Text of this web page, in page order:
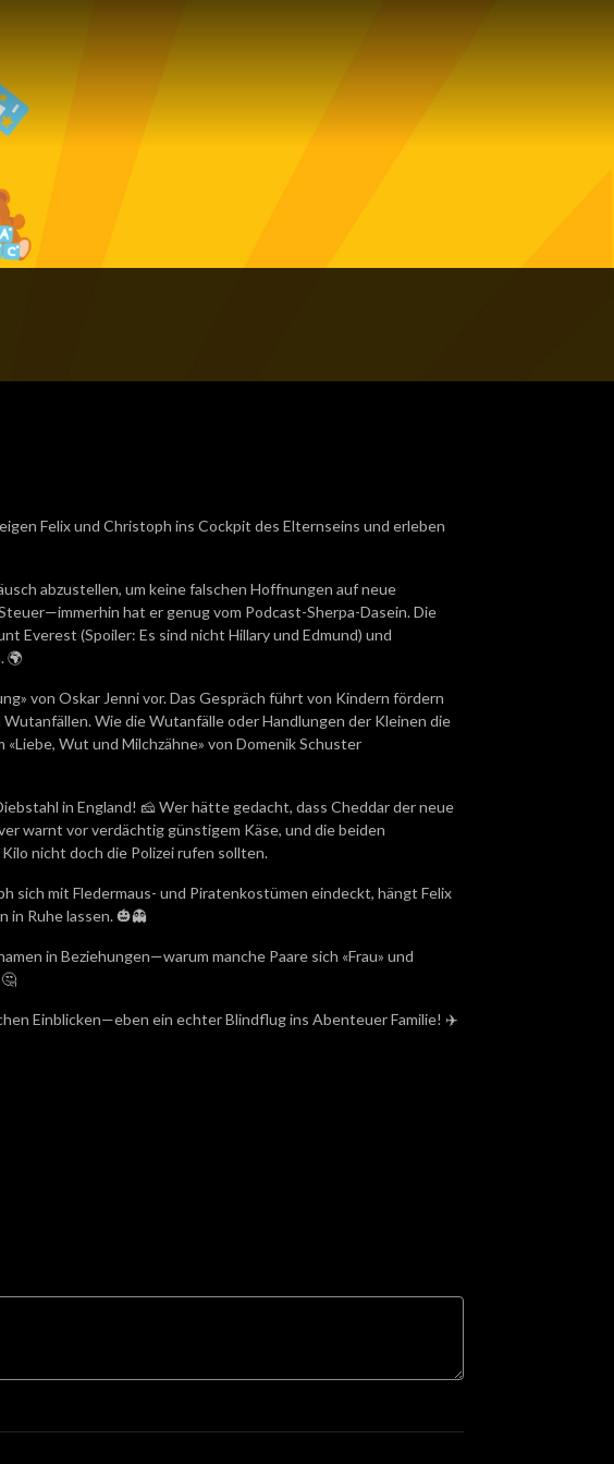
Felix und Christoph ins Cockpit des Elternseins und erleben
abzustellen, um keine falschen Hoffnungen auf neue
hat er genug vom Podcast-Sherpa-Dasein. Die
Everest (Spoiler: Es sind nicht Hillary und Edmund) und
🌍
von Oskar Jenni vor. Das Gespräch führt von Kindern fördern
Wie die Wutanfälle oder Handlungen der Kleinen die
Wut und Milchzähne» von Domenik Schuster
in England! 🧀 Wer hätte gedacht, dass Cheddar der neue
warnt vor verdächtig günstigem Käse, und die beiden
nicht doch die Polizei rufen sollten.
sich mit Fledermaus- und Piratenkostümen eindeckt, hängt Felix
in Ruhe lassen. 🎃👻
in Beziehungen—warum manche Paare sich «Frau» und
Einblicken—eben ein echter Blindflug ins Abenteuer Familie! ✈️